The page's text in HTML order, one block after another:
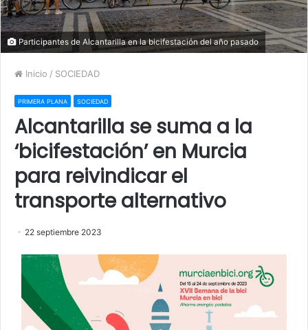
Participantes de Alcantarilla en la bicifestación del año pasado
Inicio / SOCIEDAD
PRIMERA PLANA SOCIEDAD
Alcantarilla se suma a la
‘bicifestación’ en Murcia
para reivindicar el
transporte alternativo
22 septiembre 2023